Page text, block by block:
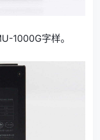
1000G字样。